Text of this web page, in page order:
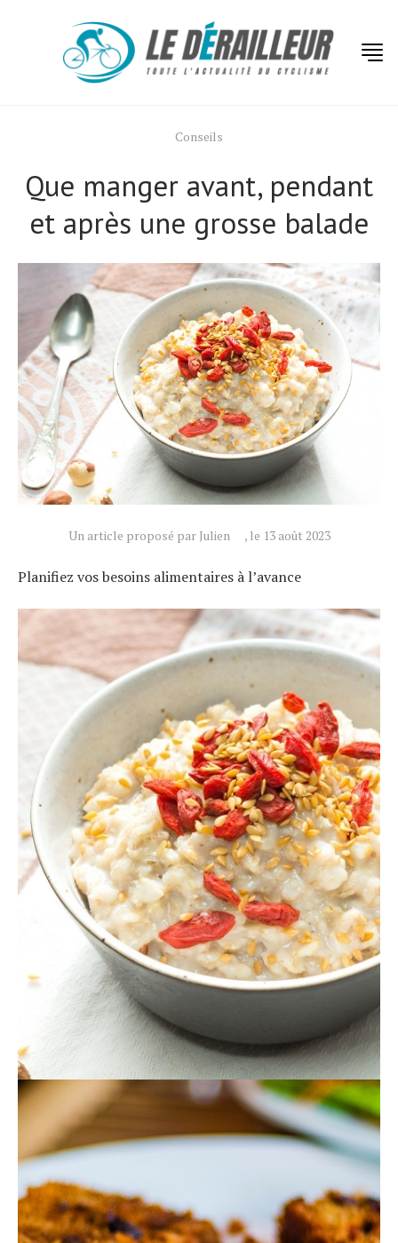
Conseils
Que manger avant, pendant
et après une grosse balade
Un article proposé par Julien , le 13 août 2023
Planifiez vos besoins alimentaires à l’avance
Actualités
Technologies
Tests de produits
Conseils
Tendances
Tous nos articles
À propos